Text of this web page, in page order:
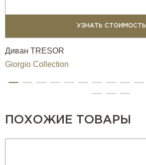
УЗНАТЬ СТОИМОСТЬ
Диван TRESOR
Giorgio Collection
ПОХОЖИЕ ТОВАРЫ